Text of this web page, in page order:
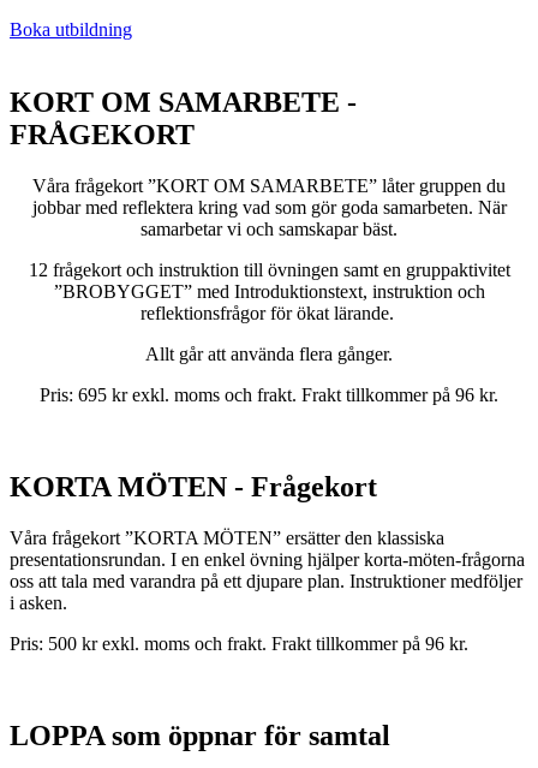
Boka utbildning
KORT OM SAMARBETE -
FRÅGEKORT
Våra frågekort ”KORT OM SAMARBETE” låter gruppen du
jobbar med reflektera kring vad som gör goda samarbeten. När
samarbetar vi och samskapar bäst.
12 frågekort och instruktion till övningen samt en gruppaktivitet
”BROBYGGET” med Introduktionstext, instruktion och
reflektionsfrågor för ökat lärande.
Allt går att använda flera gånger.
Pris: 695 kr exkl. moms och frakt. Frakt tillkommer på 96 kr.
KORTA MÖTEN - Frågekort
Våra frågekort ”KORTA MÖTEN” ersätter den klassiska
presentationsrundan. I en enkel övning hjälper korta-möten-frågorna
oss att tala med varandra på ett djupare plan. Instruktioner medföljer
i asken.
Pris: 500 kr exkl. moms och frakt. Frakt tillkommer på 96 kr.
LOPPA som öppnar för samtal